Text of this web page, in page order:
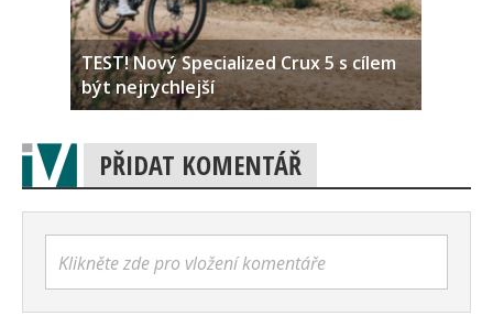
TEST! Nový Specialized Crux 5 s cílem
být nejrychlejší
PŘIDAT KOMENTÁŘ
Klikněte zde pro vložení komentáře